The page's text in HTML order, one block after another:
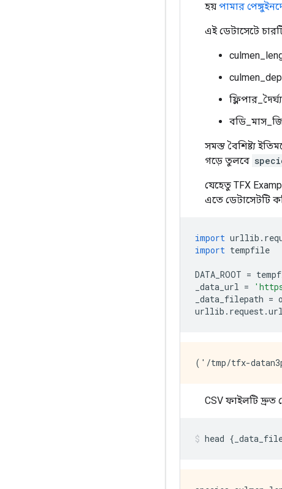
হয় পামার
এই ডেটাসেটে
সমস্ত বৈশিষ্ট্য
গড়ে তুলবে
যেহেতু TFX
এতে ডেটাসেটটি
import urllib .
import tempfile
DATA_ROOT =
_data_url =
_data_filepath =
urllib . request.
CSV ফাইলটি দ্রুত
head {